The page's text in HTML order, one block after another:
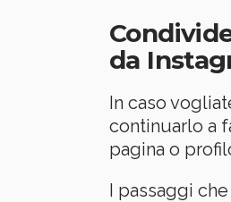
da
In caso
continuarlo a
pagina o
I passaggi